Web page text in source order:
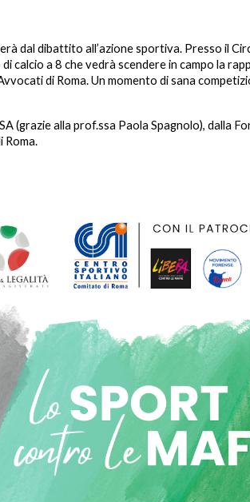
dal dibattito all’azione sportiva. Presso il
calcio a 8 che vedrà scendere in campo la
di Roma. Un momento di sana
(grazie alla prof.ssa Paola Spagnolo), dalla
Roma.